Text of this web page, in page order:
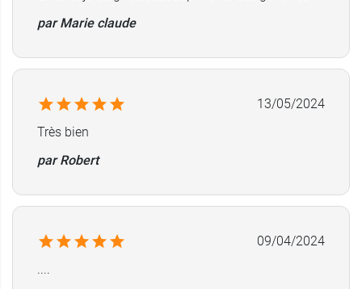
par Marie claude
13/05/2024
Très bien
par Robert
09/04/2024
....